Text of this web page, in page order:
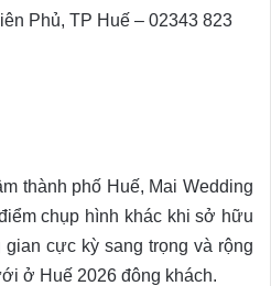
Phủ, TP Huế – 02343 823
thành phố Huế, Mai Wedding
chụp hình khác khi sở hữu
cực kỳ sang trọng và rộng
ở Huế 2026 đông khách.